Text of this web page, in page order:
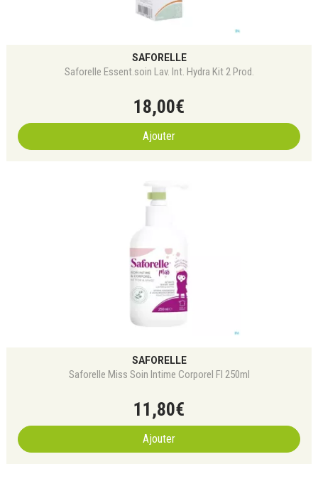
SAFORELLE
Saforelle Essent.soin Lav. Int. Hydra Kit 2 Prod.
18,00€
Ajouter
SAFORELLE
Saforelle Miss Soin Intime Corporel Fl 250ml
11 ,80€
Ajouter